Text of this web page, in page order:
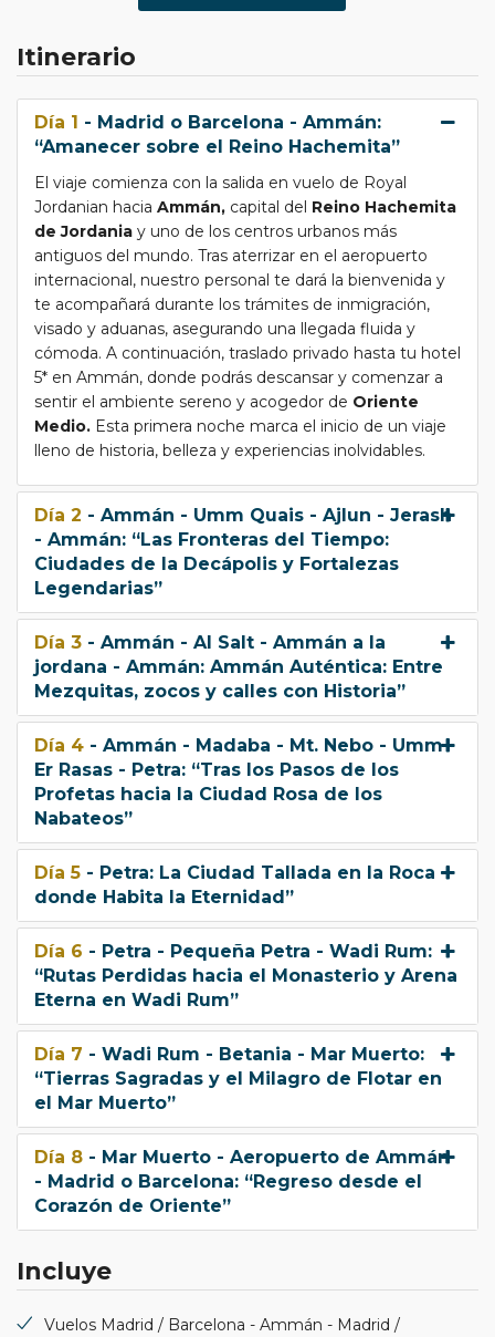
más local, visitas en profundidad a enclaves históricos
de enorme valor, panorámicas únicas y un ritmo
equilibrado que permite asimilar la magia de cada
lugar.
manera cómoda de viajar: es una forma de vivir el país
de manera más íntima, cercana y real. Es compartir
momentos especiales, disfrutar de atenciones
personalizadas y sentir que cada día suma emociones
nuevas. Si deseas un programa completo, cultural,
enriquecedor y exclusivo, este viaje está pensado para
ti.
Salida de Madrid y Barcelona: Junio 2026.
Vuelos directos de línea regular con Royal Jordanian.
Itinerario
Día 1 - Madrid o Barcelona - Ammán:
“Amanecer sobre el Reino Hachemita”
El viaje comienza con la salida en vuelo de Royal
Jordanian hacia Ammán, capital del Reino Hachemita
de Jordania y uno de los centros urbanos más
antiguos del mundo. Tras aterrizar en el aeropuerto
internacional, nuestro personal te dará la bienvenida y
te acompañará durante los trámites de inmigración,
visado y aduanas, asegurando una llegada fluida y
cómoda. A continuación, traslado privado hasta tu hotel
5* en Ammán, donde podrás descansar y comenzar a
sentir el ambiente sereno y acogedor de Oriente
Medio. Esta primera noche marca el inicio de un viaje
lleno de historia, belleza y experiencias inolvidables.
Día 2 - Ammán - Umm Quais - Ajlun - Jerash
- Ammán: “Las Fronteras del Tiempo:
Ciudades de la Decápolis y Fortalezas
Legendarias”
Día 3 - Ammán - Al Salt - Ammán a la
jordana - Ammán: Ammán Auténtica: Entre
Mezquitas, zocos y calles con Historia”
Día 4 - Ammán - Madaba - Mt. Nebo - Umm
Er Rasas - Petra: “Tras los Pasos de los
Profetas hacia la Ciudad Rosa de los
Nabateos”
Día 5 - Petra: La Ciudad Tallada en la Roca
donde Habita la Eternidad”
Día 6 - Petra - Pequeña Petra - Wadi Rum:
“Rutas Perdidas hacia el Monasterio y Arena
Eterna en Wadi Rum”
Día 7 - Wadi Rum - Betania - Mar Muerto:
“Tierras Sagradas y el Milagro de Flotar en
el Mar Muerto”
Día 8 - Mar Muerto - Aeropuerto de Ammán
- Madrid o Barcelona: “Regreso desde el
Corazón de Oriente”
Incluye
Vuelos Madrid / Barcelona - Ammán - Madrid /